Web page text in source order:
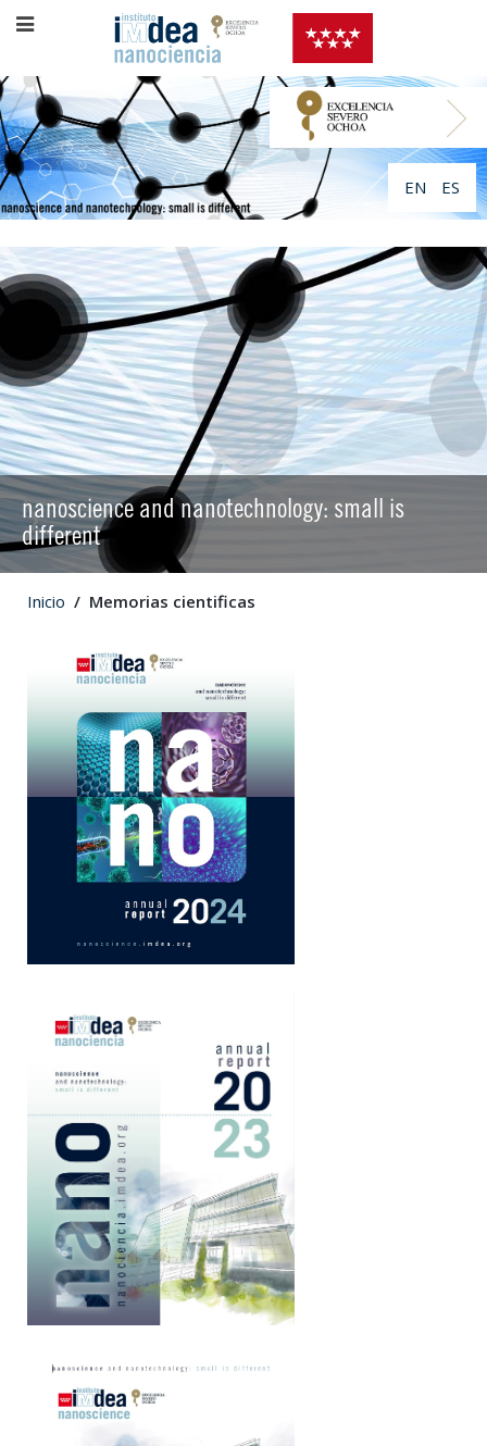
EN ES
nanoscience and nanotechnology: small is
different
Inicio Memorias cientificas